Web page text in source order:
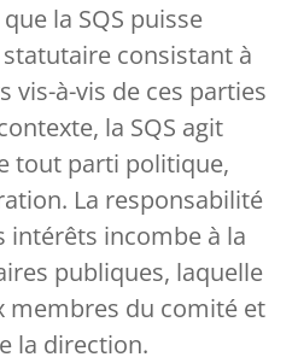
la SQS puisse
consistant à
vis-à-vis de ces parties
la SQS agit
tout parti politique,
La responsabilité
intérêts incombe à la
publiques, laquelle
membres du comité et
la direction.